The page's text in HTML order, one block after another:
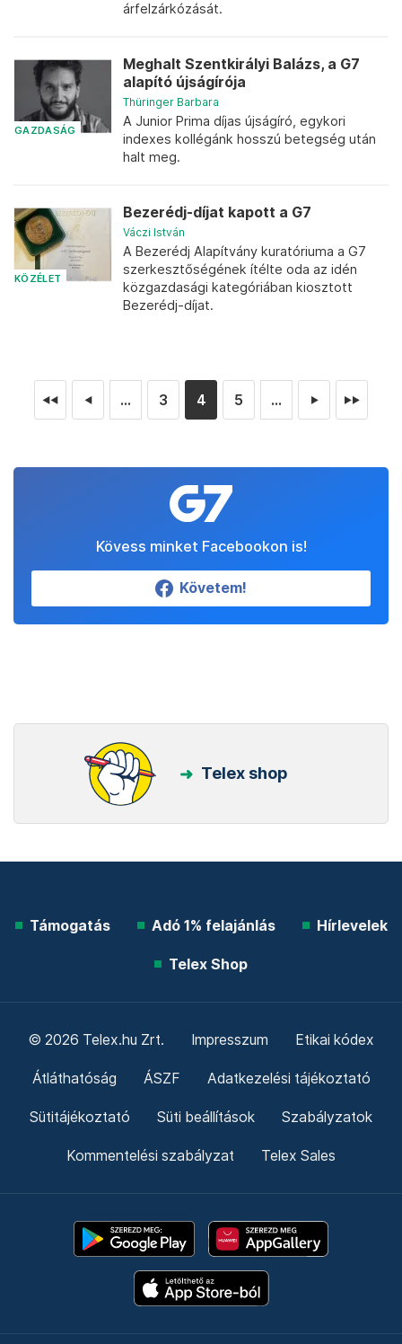
árfelzárkózását.
GAZDASÁG
Meghalt Szentkirályi Balázs, a G7
alapító újságírója
Thüringer Barbara
A Junior Prima díjas újságíró, egykori
indexes kollégánk hosszú betegség után
halt meg.
KÖZÉLET
Bezerédj-díjat kapott a G7
Váczi István
A Bezerédj Alapítvány kuratóriuma a G7
szerkesztőségének ítélte oda az idén
közgazdasági kategóriában kiosztott
Bezerédj-díjat.
◄◄ ◄ ... 3 4 5 ... ► ►►
Kövess minket Facebookon is!
Követem!
Telex shop
Támogatás Adó 1% felajánlás Hírlevelek
Telex Shop
© 2026 Telex.hu Zrt. Impresszum Etikai kódex
Átláthatóság ÁSZF Adatkezelési tájékoztató
Sütitájékoztató Süti beállítások Szabályzatok
Kommentelési szabályzat Telex Sales